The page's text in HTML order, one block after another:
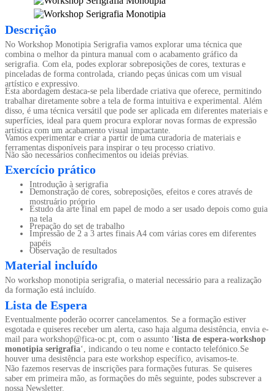
Descrição
No Workshop Monotipia Serigrafia vamos explorar uma técnica que
combina o melhor da pintura manual com o acabamento gráfico da
serigrafia. Com ela, podes explorar sobreposições de cores, texturas e
pinceladas de forma controlada, criando peças únicas com um visual
artístico e expressivo.
Esta abordagem destaca-se pela liberdade criativa que oferece, permitindo
trabalhar diretamente sobre a tela de forma intuitiva e experimental. Além
disso, é uma técnica versátil que pode ser aplicada em diferentes materiais e
superfícies, ideal para quem procura explorar novas formas de expressão
artística com um acabamento visual impactante.
Vamos experimentar e criar a partir de uma curadoria de materiais e
ferramentas disponíveis para inspirar o teu processo criativo.
Não são necessários conhecimentos ou ideias prévias.
Exercício prático
Introdução à serigrafia
Demonstração de cores, sobreposições, efeitos e cores através de
mostruário próprio
Estudo da arte final em papel de modo a ser usado depois como guia
na tela
Prepação do set de trabalho
Impressão de 2 a 3 artes finais A4 com várias cores em diferentes
papéis
Observação de resultados
Material incluído
No workshop monotipia serigrafia, o material necessário para a realização
da formação está incluído.
Lista de Espera
Eventualmente poderão ocorrer cancelamentos. Se a formação estiver
esgotada e quiseres receber um alerta, caso haja alguma desistência, envia e-
mail para workshop@fica-oc.pt, com o assunto ‘lista de espera-workshop
monotipia serigrafia‘, indicando o teu nome e contacto telefónico.Se
houver uma desistência para este workshop específico, avisamos-te.
Não fazemos reservas de inscrições para formações futuras. Se quiseres
saber em primeira mão, as formações do mês seguinte, podes subscrever a
nossa Newsletter.